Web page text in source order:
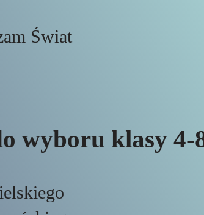
Świat
wyboru klasy 4-